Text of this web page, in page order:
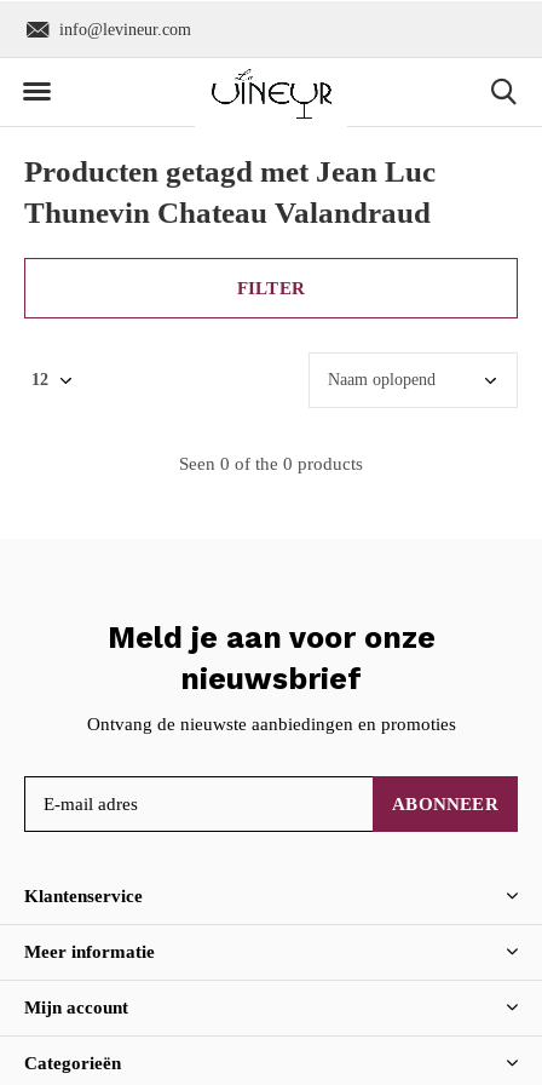
info@levineur.com
Producten getagd met Jean Luc
Thunevin Chateau Valandraud
FILTER
Seen 0 of the 0 products
Meld je aan voor onze
nieuwsbrief
Ontvang de nieuwste aanbiedingen en promoties
ABONNEER
Klantenservice
Meer informatie
Mijn account
Categorieën